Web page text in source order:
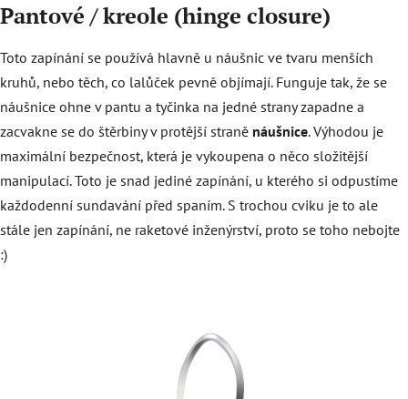
Pantové / kreole (hinge closure)
Toto zapínání se používá hlavně u náušnic ve tvaru menších
kruhů, nebo těch, co lalůček pevně objímají. Funguje tak, že se
náušnice ohne v pantu a tyčinka na jedné strany zapadne a
zacvakne se do štěrbiny v protější straně náušnice. Výhodou je
maximální bezpečnost, která je vykoupena o něco složitější
manipulací. Toto je snad jediné zapínání, u kterého si odpustíme
každodenní sundavání před spaním. S trochou cviku je to ale
stále jen zapínání, ne raketové inženýrství, proto se toho nebojte
:)